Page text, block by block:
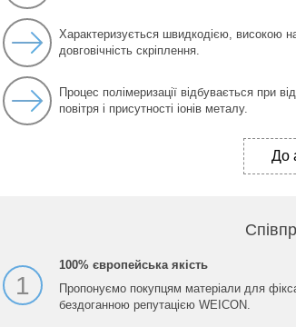
Характеризується швидкодією, високою
довговічність скріплення.
Процес полімеризації відбувається при
повітря і присутності іонів металу.
До
1
100% європейська якість
Пропонуємо покупцям матеріали для
бездоганною репутацією WEICON.